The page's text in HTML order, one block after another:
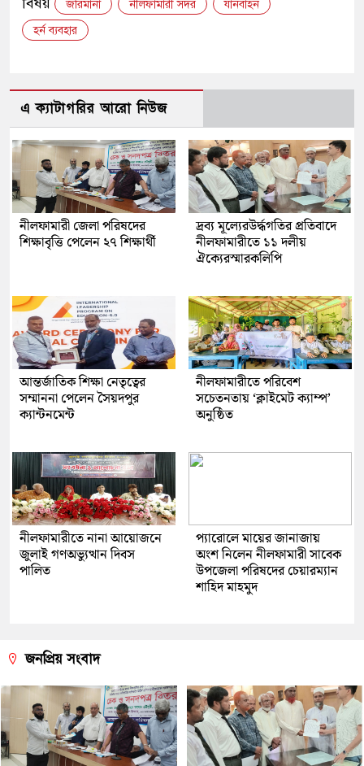
জরিমানা নীলফামারী সদর
যানবাহন
হর্ন ব্যবহার
এ ক্যাটাগরির আরো নিউজ
নীলফামারী জেলা পরিষদের
শিক্ষাবৃত্তি পেলেন ২৭ শিক্ষার্থী
দ্রব্য মূল্যেরউর্দ্ধগতির প্রতিবাদে
নীলফামারীতে ১১ দলীয়
ঐক্যেরস্মারকলিপি
আন্তর্জাতিক শিক্ষা নেতৃত্বের
সম্মাননা পেলেন সৈয়দপুর
ক্যান্টনমেন্ট
নীলফামারীতে পরিবেশ
সচেতনতায় ‘ক্লাইমেট ক্যাম্প’
অনুষ্ঠিত
নীলফামারীতে নানা আয়োজনে
জুলাই গণঅভ্যুত্থান দিবস
পালিত
প্যারোলে মায়ের জানাজায়
অংশ নিলেন নীলফামারী সাবেক
উপজেলা পরিষদের চেয়ারম্যান
শাহিদ মাহমুদ
জনপ্রিয় সংবাদ